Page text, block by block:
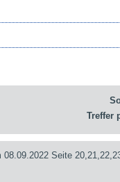
Treffer
Seite